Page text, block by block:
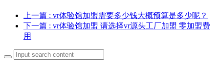
上一篇 : vr体验馆加盟需要多少钱大概预算是多少呢？
下一篇 : vr体验馆加盟 请选择vr源头工厂加盟 零加盟费
用